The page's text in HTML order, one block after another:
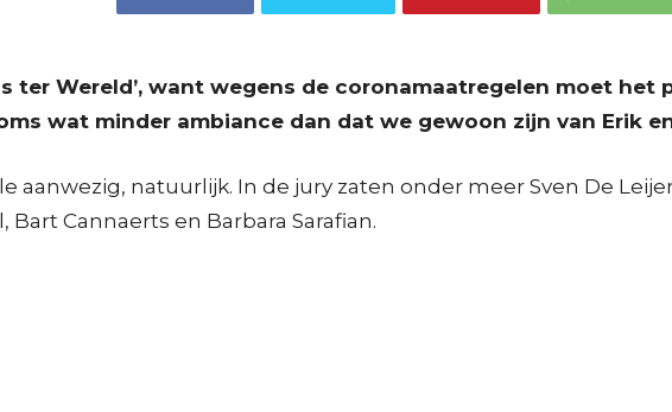
ter Wereld’, want wegens de coronamaatregelen moet
wat minder ambiance dan dat we gewoon zijn van Erik
natuurlijk. In de jury zaten onder meer Sven De
Bart Cannaerts en Barbara Sarafian.